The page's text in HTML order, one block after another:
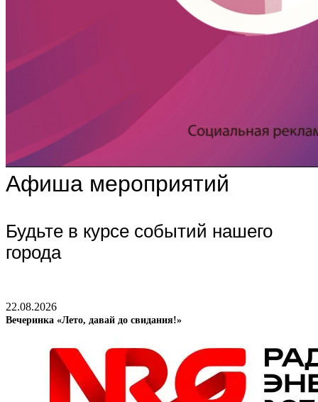
Афиша мероприятий
Будьте в курсе событий нашего
города
22.08.2026
Вечеринка «Лето, давай до свидания!»